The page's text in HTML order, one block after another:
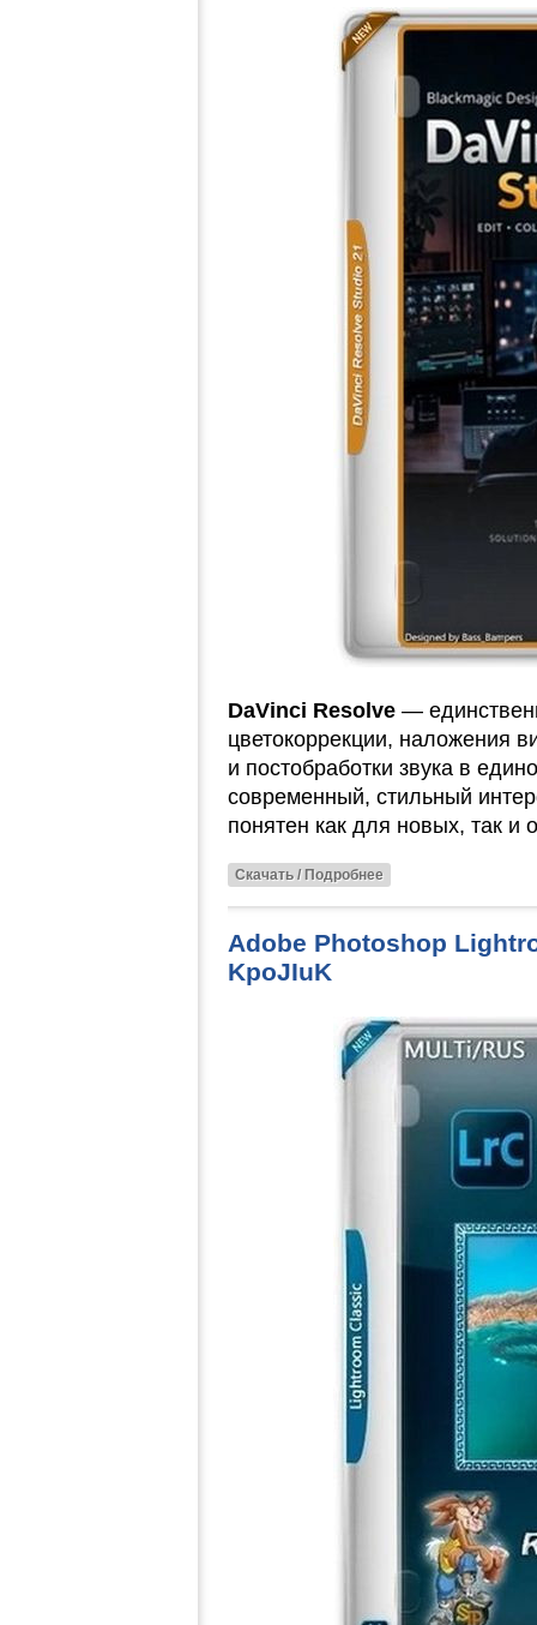
DaVinci Resolve —
цветокоррекции, наложения
и постобработки звука в
современный, стильный
понятен как для новых, так и
Скачать / Подробнее
Adobe Photoshop
KpoJIuK